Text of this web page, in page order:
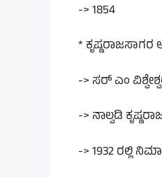
-> 1854
*
-> ಸರ್ ಎಂ
-> ನಾಲ್ವಡಿ
-> 1932 ರಲ್ಲಿ